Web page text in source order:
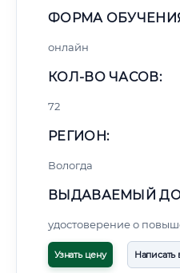
ФОРМА
онлайн
КОЛ-ВО ЧАСОВ:
72
РЕГИОН:
Вологда
ВЫДАВАЕМЫЙ
удостоверение о
Узнать цену Написать